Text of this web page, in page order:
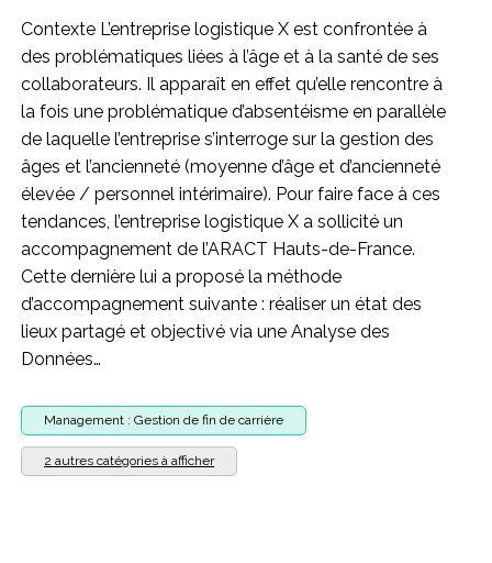
Contexte L’entreprise logistique X est confrontée à
des problématiques liées à l’âge et à la santé de ses
collaborateurs. Il apparaît en effet qu’elle rencontre à
la fois une problématique d’absentéisme en parallèle
de laquelle l’entreprise s’interroge sur la gestion des
âges et l’ancienneté (moyenne d’âge et d’ancienneté
élevée / personnel intérimaire). Pour faire face à ces
tendances, l’entreprise logistique X a sollicité un
accompagnement de l’ARACT Hauts-de-France.
Cette dernière lui a proposé la méthode
d’accompagnement suivante : réaliser un état des
lieux partagé et objectivé via une Analyse des
Données…
Management : Gestion de fin de carrière
2 autres catégories à afficher